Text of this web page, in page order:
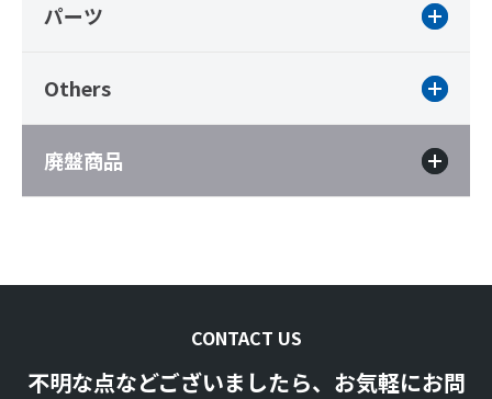
パーツ
Others
廃盤商品
CONTACT US
不明な点などございましたら、お気軽にお問